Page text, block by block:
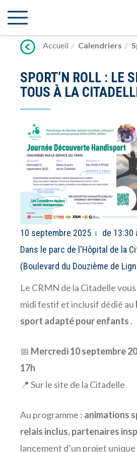
vers
Accueil
Calendriers
SPORT’N ROLL : LE
TOUS À LA
10 septembre 2025
de 13:30
Dans le parc de l'Hôpital de la
(Boulevard du Douzième de
Le CRMN de la Citadelle
midi festif et inclusif dédié au
sport adapté pour enfants .
📅 Mercredi 10 septembre
17h
📍 Sur le site de la Citadelle
Au programme : animations
relais inclus, partenaires
lancement d’un projet unique